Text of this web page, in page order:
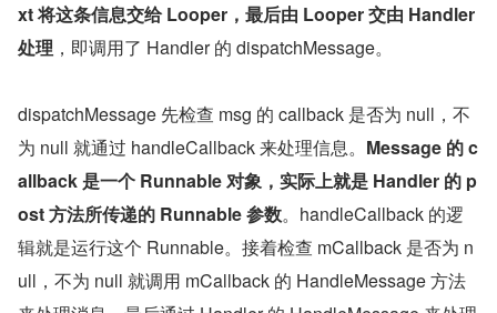
xt 将这条信息交给 Looper，最后由 Looper 交由 Handler
处理 ，即调用了 Handler 的 dispatchMessage。
dispatchMessage 先检查 msg 的 callback 是否为 null，不
为 null 就通过 handleCallback 来处理信息。 Message 的 c
allback 是一个 Runnable 对象，实际上就是 Handler 的 p
ost 方法所传递的 Runnable 参数。handleCallback 的逻
辑就是运行这个 Runnable。接着检查 mCallback 是否为 n
ull，不为 null 就调用 mCallback 的 HandleMessage 方法